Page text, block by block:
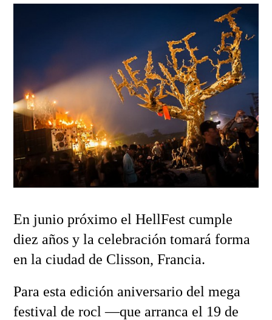
En junio próximo el HellFest cumple
diez años y la celebración tomará forma
en la ciudad de Clisson, Francia.
Para esta edición aniversario del mega
festival de rocl —que arranca el 19 de